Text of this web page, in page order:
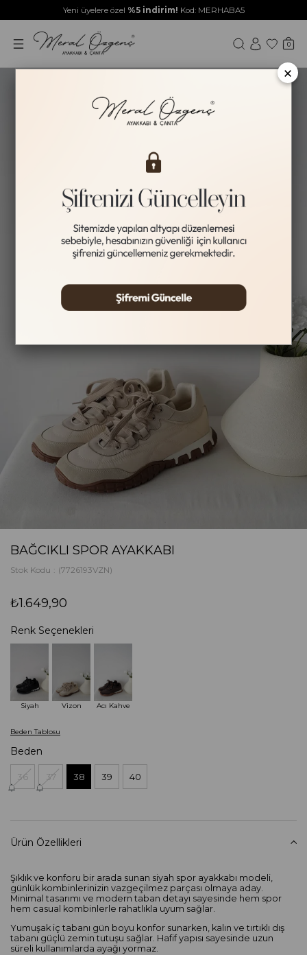
Yeni üyelere özel %5 indirim! Kod: MERHABA5
0
BAĞCIKLI SPOR AYAKKABI
Stok Kodu (7726193VZN)
₺1.649,90
Renk Seçenekleri
Siyah Vizon Acı Kahve
Beden Tablosu
Beden
36 37 38 39 40
Ürün Özellikleri
Şıklık ve konforu bir arada sunan siyah spor ayakkabı modeli,
günlük kombinlerinizin vazgeçilmez parçası olmaya aday.
Minimal tasarımı ve modern taban detayı sayesinde hem spor
hem casual kombinlerle rahatlıkla uyum sağlar.
Yumuşak iç tabanı gün boyu konfor sunarken, kalın ve tırtıklı dış
tabanı güçlü zemin tutuşu sağlar. Hafif yapısı sayesinde uzun
süreli kullanımlarda ayağı yormaz.
×